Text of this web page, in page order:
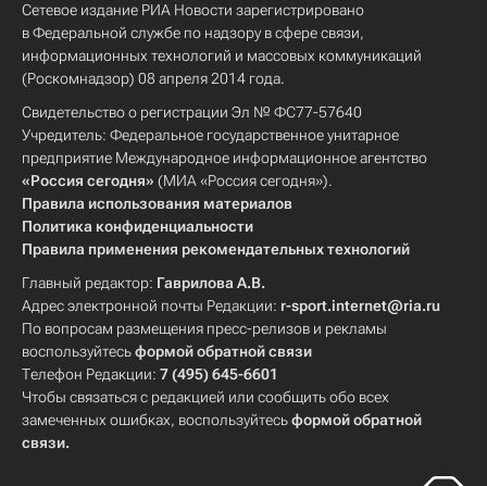
Сетевое издание РИА Новости зарегистрировано
в Федеральной службе по надзору в сфере связи,
информационных технологий и массовых коммуникаций
(Роскомнадзор) 08 апреля 2014 года.
Свидетельство о регистрации Эл № ФС77-57640
Учредитель: Федеральное государственное унитарное
предприятие Международное информационное агентство
«Россия сегодня» (МИА «Россия сегодня»).
Правила использования материалов
Политика конфиденциальности
Правила применения рекомендательных технологий
Главный редактор: Гаврилова А.В.
Адрес электронной почты Редакции: r-sport.internet@ria.ru
По вопросам размещения пресс-релизов и рекламы
воспользуйтесьформой обратной связи
Телефон Редакции: 7 (495) 645-6601
Чтобы связаться с редакцией или сообщить обо всех
замеченных ошибках, воспользуйтесьформой обратной
связи.